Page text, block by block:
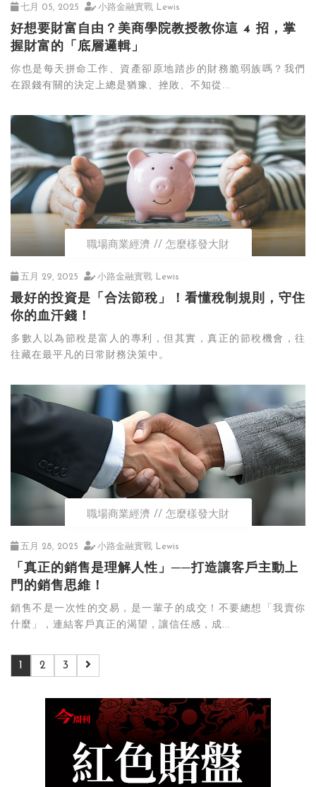
七月 05, 2025 小路金融實戰 Lewis
好想要財富自由？美商學院教授教你這 4 招，掌
握財富的「底層邏輯」
你也是每天拼命工作、資產卻原地踏步的財務脆弱族嗎？我們
在跟錢有關的決定上總是猶豫、挫敗、不知從...
職場商業經濟 怎麼樣發大財
五月 29, 2025 小路金融實戰 Lewis
最好的投資是「合法節稅」！看懂稅制規則，守住
你的血汗錢！
多數人以為節稅是富人的專利，但其實，真正的節稅機會，往
往藏在最平凡的日常財務決策中。
職場商業經濟 怎麼樣發大財
五月 28, 2025 小路金融實戰 Lewis
「真正的銷售是理解人性」──打造讓客戶主動上
門的銷售思維！
銷售不是一次性的交易，是一輩子的成交！不要總想「我賣你
什麼」，連結客戶真正的渴望，讓信任感，成...
1 2 3